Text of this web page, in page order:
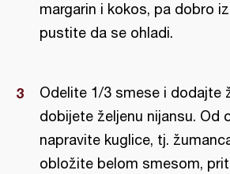
margarin i kokos, pa dobro
pustite da se ohladi.
Odelite 1/3 smese i dodajte
dobijete željenu nijansu. Od
napravite kuglice, tj.
obložite belom smesom,